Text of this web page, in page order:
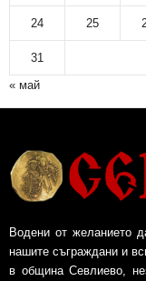
24 25
31
« май
Водени от желанието
нашите съграждани и
в община Севлиево,